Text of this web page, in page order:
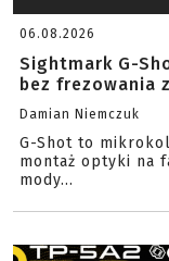
06.08.2026
Sightmark G-
bez frezowania
Damian Niemczuk
G-Shot to
montaż optyki na
mody...